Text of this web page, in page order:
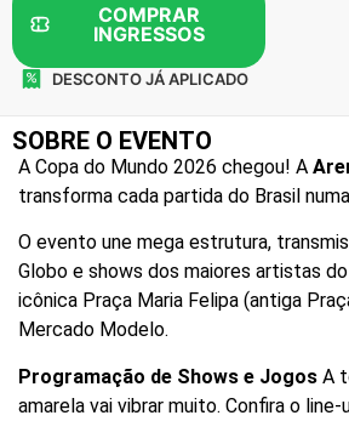
COMPRAR
INGRESSOS
DESCONTO JÁ APLICADO
SOBRE O EVENTO
A Copa do Mundo 2026 chegou! A
transforma cada partida do Brasil
O evento une mega estrutura,
Globo e shows dos maiores artistas
icônica Praça Maria Felipa (antiga
Mercado Modelo.
Programação de Shows e Jogos A
amarela vai vibrar muito. Confira o line-